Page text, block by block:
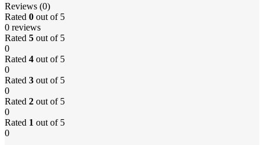
Reviews (0)
Rated 0 out of 5
0 reviews
Rated 5 out of 5
0
Rated 4 out of 5
0
Rated 3 out of 5
0
Rated 2 out of 5
0
Rated 1 out of 5
0